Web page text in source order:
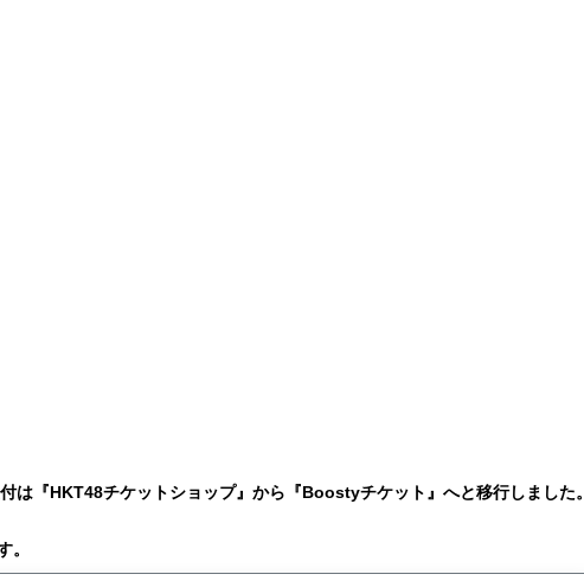
は『HKT48チケットショップ』から『Boostyチケット』へと移行しました。
。